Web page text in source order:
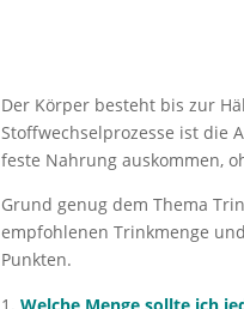
Der Körper besteht bis zur
Stoffwechselprozesse ist die
feste Nahrung auskommen,
Grund genug dem Thema
empfohlenen Trinkmenge
Punkten.